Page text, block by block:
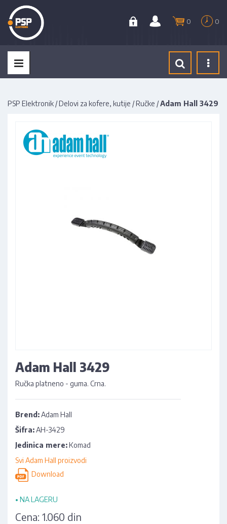
0 0
PSP Elektronik /Delovi za kofere, kutije /Ručke /Adam Hall 3429
Adam Hall 3429
Ručka platneno - guma. Crna.
Brend:Adam Hall
Šifra:AH-3429
Jedinica mere:Komad
Svi Adam Hall proizvodi
Download
• NA LAGERU
Cena: 1.060 din